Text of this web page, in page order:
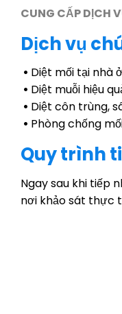
CUNG CẤP DỊCH
Dịch vụ
• Diệt mối tại nhà
• Diệt muỗi hiệu
• Diệt côn trùng,
• Phòng chống
Quy trình
Ngay sau khi tiếp
nơi khảo sát thực